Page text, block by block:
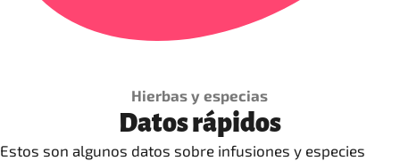
Hierbas y especias
Datos rápidos
Estos son algunos datos sobre infusiones y especies